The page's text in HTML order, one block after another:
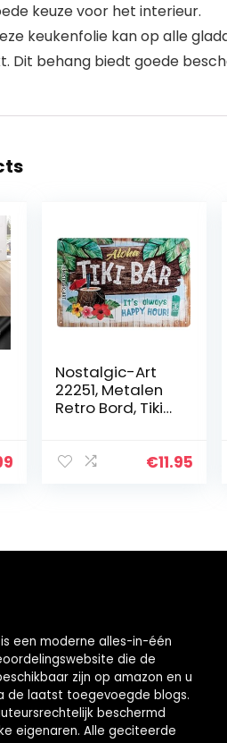
keuze voor het interieur.
keukenfolie kan op alle
Dit behang biedt goede
Nostalgic-Art
22251, Metalen
Retro Bord, Tiki
als
€11.95
een moderne alles-in-één
die de
zijn op amazon en u
de laatst toegevoegde blogs.
beschermd
eigenaren. Alle geciteerde